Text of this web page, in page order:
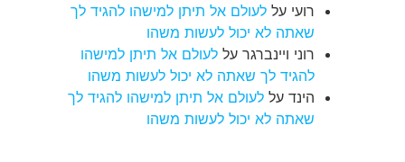
רועי על לעולם אל תיתן למישהו להגיד לך
שאתה לא יכול לעשות משהו
רוני ויינברגר על לעולם אל תיתן למישהו
להגיד לך שאתה לא יכול לעשות משהו
הינד על לעולם אל תיתן למישהו להגיד לך
שאתה לא יכול לעשות משהו